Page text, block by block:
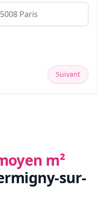
Suivant
m²
sur-